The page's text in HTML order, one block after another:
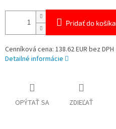
Pridať do košíka
Cenníková cena: 138.62 EUR bez DPH
Detailné informácie
OPÝTAŤ SA ZDIEĽAŤ